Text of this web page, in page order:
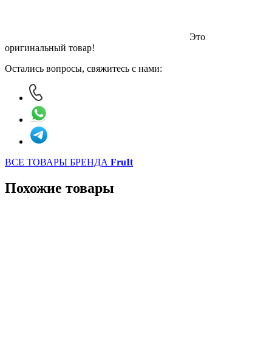
Это
оригинальный товар!
Остались вопросы, свяжитесь с нами:
ВСЕ ТОВАРЫ БРЕНДА FruIt
Похожие товары